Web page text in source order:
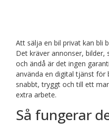
Att sälja en bil privat kan bli
Det kräver annonser,
och ändå är det ingen
använda en digital tjänst för
snabbt, tryggt och till ett
extra arbete.
Så fungerar